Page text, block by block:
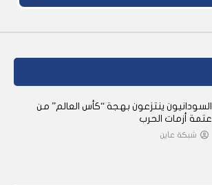
السودانيون ينتزعون بهجة “كأس العالم” من
عتمة أزمات الحرب
شبكة عاين